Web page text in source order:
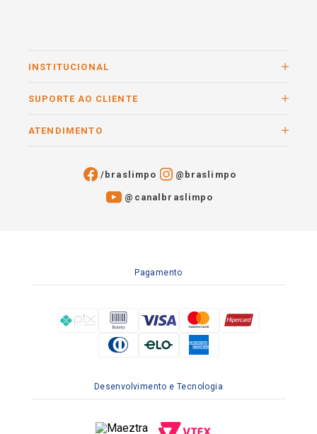
INSTITUCIONAL
SUPORTE AO CLIENTE
ATENDIMENTO
/braslimpo @braslimpo
@canalbraslimpo​
Pagamento
Desenvolvimento e Tecnologia